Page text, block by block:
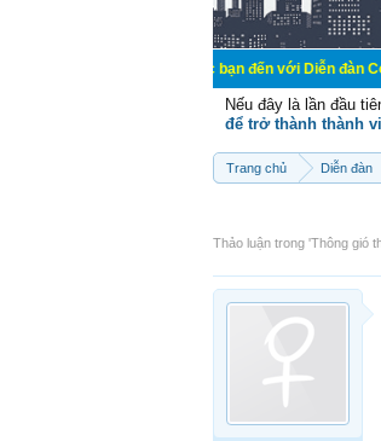
Chào mừng các bạn đến với Diễn đàn Cơ Điện -
Nếu đây là lần đầu
để trở thành thành
Trang chủ Diễn đàn
Thảo luận trong 'Thông gió